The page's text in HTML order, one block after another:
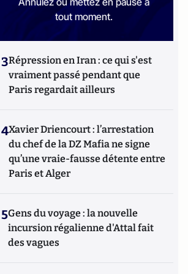
tout moment.
3Répression en Iran : ce qui s'est
vraiment passé pendant que
Paris regardait ailleurs
4Xavier Driencourt : l’arrestation
du chef de la DZ Mafia ne signe
qu’une vraie-fausse détente entre
Paris et Alger
5Gens du voyage : la nouvelle
incursion régalienne d'Attal fait
des vagues